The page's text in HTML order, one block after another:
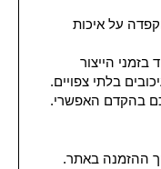
על איכות
בזמני הייצור
בלתי צפויים.
בהקדם האפשרי.
שעות מתאריך ההזמנה באתר.